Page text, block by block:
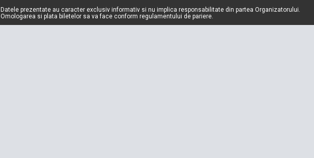
Datele prezentate au caracter exclusiv informativ si nu implica responsabilitate din partea Organizatorului.
Omologarea si plata biletelor sa va face conform regulamentului de pariere.